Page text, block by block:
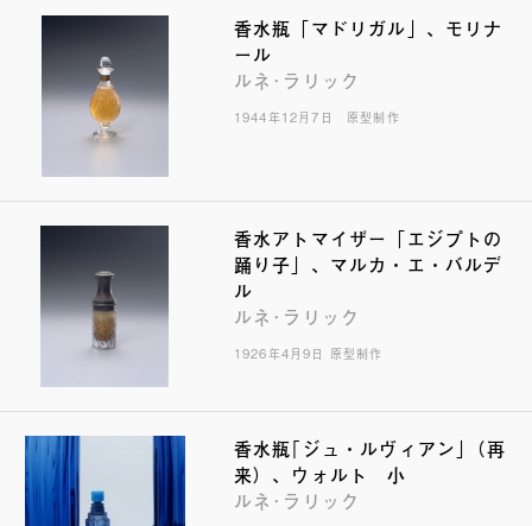
香水瓶「マドリガル」、モリナ
ール
ルネ･ラリック
1944年12月7日 原型制作
香水アトマイザー「エジプトの
踊り子」、マルカ・エ・バルデ
ル
ルネ･ラリック
1926年4月9日 原型制作
香水瓶｢ジュ・ルヴィアン｣（再
来）、ウォルト 小
ルネ･ラリック